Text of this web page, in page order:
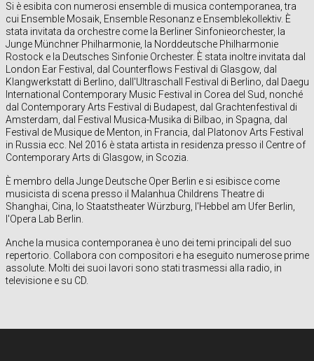
Si è esibita con numerosi ensemble di musica contemporanea, tra
cui Ensemble Mosaik, Ensemble Resonanz e Ensemblekollektiv. È
stata invitata da orchestre come la Berliner Sinfonieorchester, la
Junge Münchner Philharmonie, la Norddeutsche Philharmonie
Rostock e la Deutsches Sinfonie Orchester. È stata inoltre invitata dal
London Ear Festival, dal Counterflows Festival di Glasgow, dal
Klangwerkstatt di Berlino, dall'Ultraschall Festival di Berlino, dal Daegu
International Contemporary Music Festival in Corea del Sud, nonché
dal Contemporary Arts Festival di Budapest, dal Grachtenfestival di
Amsterdam, dal Festival Musica-Musika di Bilbao, in Spagna, dal
Festival de Musique de Menton, in Francia, dal Platonov Arts Festival
in Russia ecc. Nel 2016 è stata artista in residenza presso il Centre of
Contemporary Arts di Glasgow, in Scozia.
È membro della Junge Deutsche Oper Berlin e si esibisce come
musicista di scena presso il Malanhua Childrens Theatre di
Shanghai, Cina, lo Staatstheater Würzburg, l'Hebbel am Ufer Berlin,
l'Opera Lab Berlin.
Anche la musica contemporanea è uno dei temi principali del suo
repertorio. Collabora con compositori e ha eseguito numerose prime
assolute. Molti dei suoi lavori sono stati trasmessi alla radio, in
televisione e su CD.